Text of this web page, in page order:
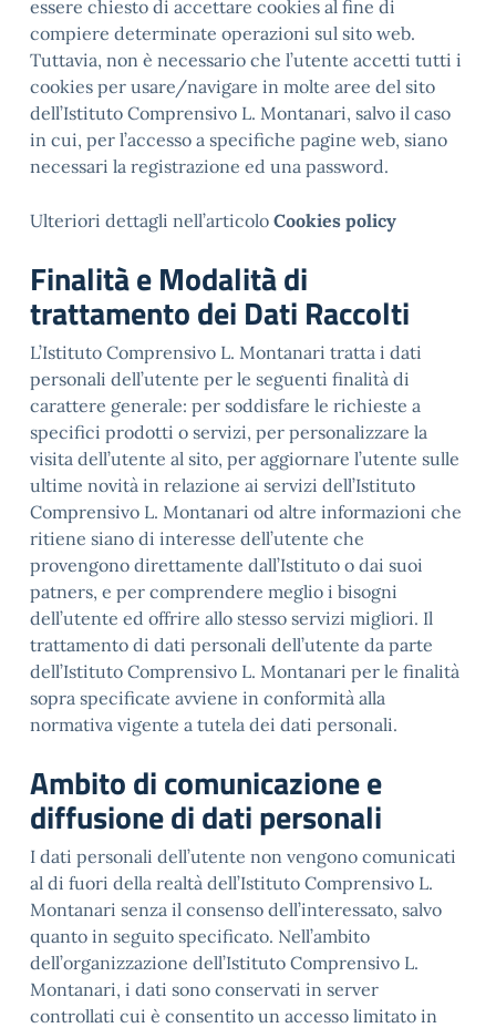
essere chiesto di accettare cookies al fine di
compiere determinate operazioni sul sito web.
Tuttavia, non è necessario che l’utente accetti tutti i
cookies per usare/navigare in molte aree del sito
dell’Istituto Comprensivo L. Montanari, salvo il caso
in cui, per l’accesso a specifiche pagine web, siano
necessari la registrazione ed una password.
Ulteriori dettagli nell’articolo Cookies policy
Finalità e Modalità di
trattamento dei Dati Raccolti
L’Istituto Comprensivo L. Montanari tratta i dati
personali dell’utente per le seguenti finalità di
carattere generale: per soddisfare le richieste a
specifici prodotti o servizi, per personalizzare la
visita dell’utente al sito, per aggiornare l’utente sulle
ultime novità in relazione ai servizi dell’Istituto
Comprensivo L. Montanari od altre informazioni che
ritiene siano di interesse dell’utente che
provengono direttamente dall’Istituto o dai suoi
patners, e per comprendere meglio i bisogni
dell’utente ed offrire allo stesso servizi migliori. Il
trattamento di dati personali dell’utente da parte
dell’Istituto Comprensivo L. Montanari per le finalità
sopra specificate avviene in conformità alla
normativa vigente a tutela dei dati personali.
Ambito di comunicazione e
diffusione di dati personali
I dati personali dell’utente non vengono comunicati
al di fuori della realtà dell’Istituto Comprensivo L.
Montanari senza il consenso dell’interessato, salvo
quanto in seguito specificato. Nell’ambito
dell’organizzazione dell’Istituto Comprensivo L.
Montanari, i dati sono conservati in server
controllati cui è consentito un accesso limitato in